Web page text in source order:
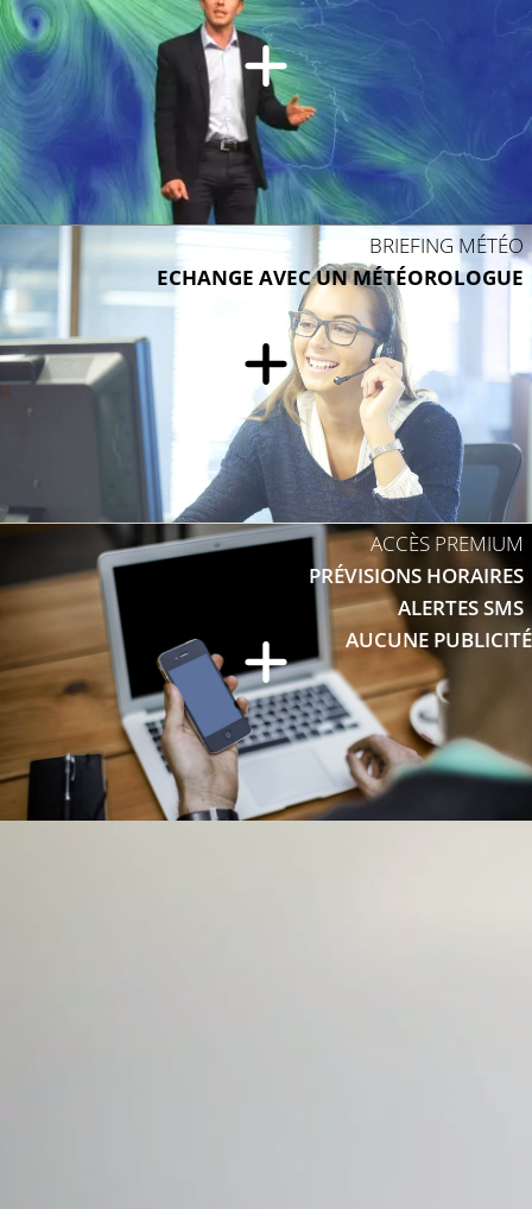
BRIEFING MÉTÉO
ECHANGE AVEC UN MÉTÉOROLOGUE
ACCÈS PREMIUM
PRÉVISIONS HORAIRES
ALERTES SMS
AUCUNE PUBLICITÉ